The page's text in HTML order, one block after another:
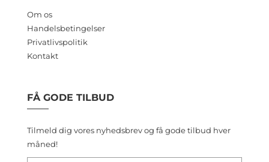
Om os
Handelsbetingelser
Privatlivspolitik
Kontakt
FÅ GODE TILBUD
Tilmeld dig vores nyhedsbrev og få gode tilbud hver
måned!